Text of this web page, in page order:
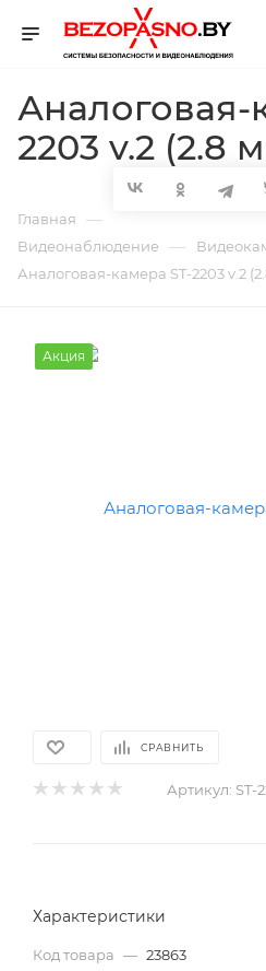
Аналоговая-
2203 v.2 (2.8
Главная —
Видеонаблюдение —
Аналоговая-камера ST-2203 v.2
Акция
СРАВНИТЬ
Артикул: ST-
Характеристики
Код товара — 23863